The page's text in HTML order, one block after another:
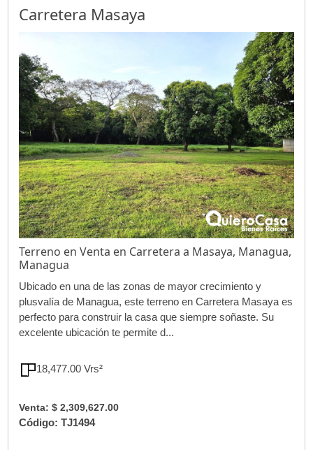
Carretera Masaya
Terreno en Venta en Carretera a Masaya, Managua,
Managua
Ubicado en una de las zonas de mayor crecimiento y
plusvalía de Managua, este terreno en Carretera Masaya es
perfecto para construir la casa que siempre soñaste. Su
excelente ubicación te permite d...
18,477.00 Vrs²
Venta: $ 2,309,627.00
Código: TJ1494